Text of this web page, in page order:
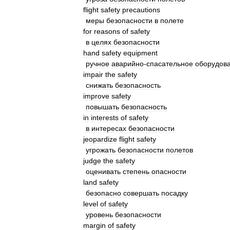
flight safety precautions
меры безопасности в полете
for reasons of safety
в целях безопасности
hand safety equipment
ручное аварийно-спасательное
impair the safety
снижать безопасность
improve safety
повышать безопасность
in interests of safety
в интересах безопасности
jeopardize flight safety
угрожать безопасности полетов
judge the safety
оценивать степень опасности
land safety
безопасно совершать посадку
level of safety
уровень безопасности
margin of safety